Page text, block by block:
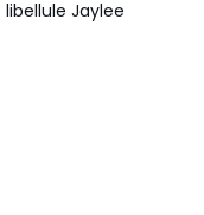
Pot de fleurs grès libellule Jaylee